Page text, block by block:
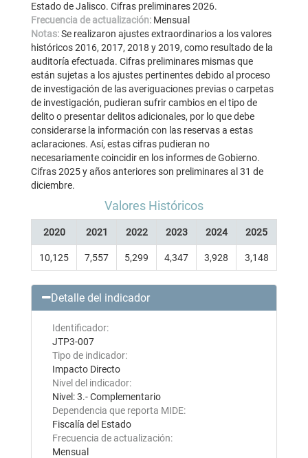
Estado de Jalisco. Cifras preliminares 2026.
Frecuencia de actualización: Mensual
Notas:Se realizaron ajustes extraordinarios a los valores
históricos 2016, 2017, 2018 y 2019, como resultado de la
auditoría efectuada. Cifras preliminares mismas que
están sujetas a los ajustes pertinentes debido al proceso
de investigación de las averiguaciones previas o carpetas
de investigación, pudieran sufrir cambios en el tipo de
delito o presentar delitos adicionales, por lo que debe
considerarse la información con las reservas a estas
aclaraciones. Así, estas cifras pudieran no
necesariamente coincidir en los informes de Gobierno.
Cifras 2025 y años anteriores son preliminares al 31 de
diciembre.
Valores Históricos
2020 2021 2022 2023 2024 2025
10,125 7,557 5,299 4,347 3,928 3,148
Detalle del indicador
Identificador:
JTP3-007
Tipo de indicador:
Impacto Directo
Nivel del indicador:
Nivel: 3.- Complementario
Dependencia que reporta MIDE:
Fiscalía del Estado
Frecuencia de actualización:
Mensual